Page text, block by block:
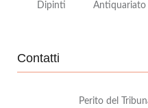
Dipinti
Antiquariato
Contatti
Perito del